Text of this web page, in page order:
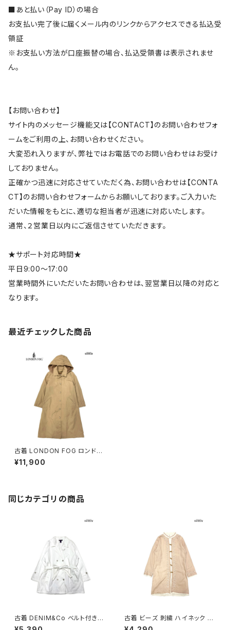
■あと払い（Pay ID）の場合
お支払い完了後に届くメール内のリンクからアクセスできる払込受
領証
※お支払い方法が口座振替の場合、払込受領書は表示されませ
ん。
【お問い合わせ】
サイト内のメッセージ機能又は【CONTACT】のお問い合わせフォ
ームをご利用の上、お問い合わせください。
大変恐れ入りますが、弊社ではお電話でのお問い合わせはお受け
しておりません。
正確かつ迅速に対応させていただく為、お問い合わせは【CONTA
CT】のお問い合わせフォームからお願いしております。ご入力いた
だいた情報をもとに、適切な担当者が迅速に対応いたします。
通常、２営業日以内にご返信させていただきます。
★サポート対応時間★
平日9:00～17:00
営業時間外にいただいたお問い合わせは、翌営業日以降の対応と
なります。
最近チェックした商品
古着 LONDON FOG ロンドン
フォグ ライナー付き 無地 コット
ン 長袖 アウター トレンチコート
¥11,900
同じカテゴリの商品
古着 DENIM&Co ベルト付き
無地 デニム 長袖 アウター ライ
古着 ビーズ 刺繍 ハイネック 総
柄 コットン100％ 長袖 アウター